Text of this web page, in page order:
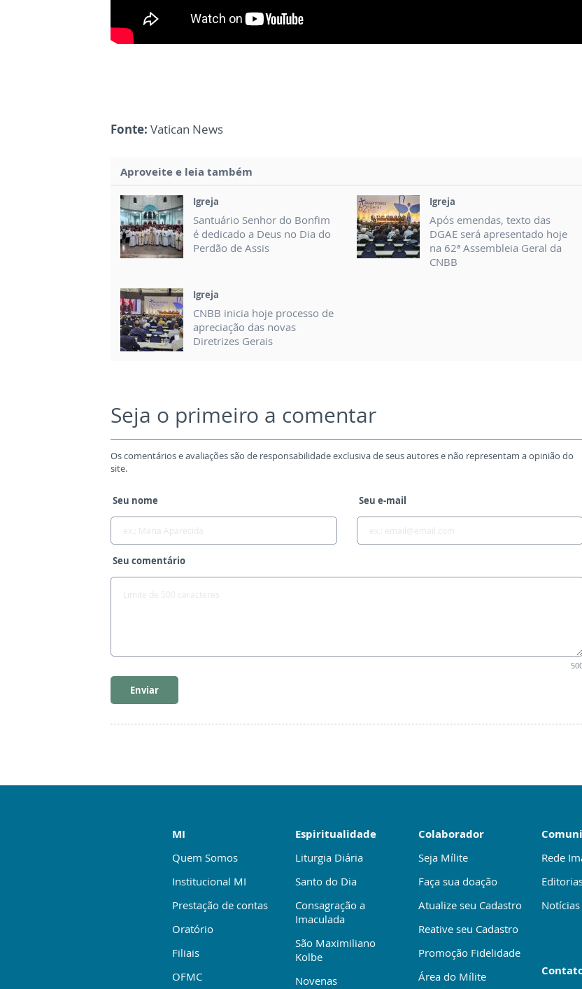
Fonte: Vatican News
Aproveite e leia também
Igreja
Santuário Senhor do Bonfim
é dedicado a Deus no Dia do
Perdão de Assis
Igreja
Após emendas, texto das
DGAE será apresentado hoje
na 62ª Assembleia Geral da
CNBB
Igreja
CNBB inicia hoje processo de
apreciação das novas
Diretrizes Gerais
Seja o primeiro a comentar
Os comentários e avaliações são de responsabilidade exclusiva de seus autores e não representam a opinião do
site.
Seu nome Seu e-mail
Seu comentário
Enviar
MI
Quem Somos
Institucional MI
Prestação de contas
Oratório
Filiais
OFMC
Colaborador
Seja Mílite
Faça sua doação
Atualize seu Cadastro
Reative seu Cadastro
Promoção Fidelidade
Área do Mílite
Espiritualidade
Liturgia Diária
Santo do Dia
Consagração a
Imaculada
São Maximiliano
Kolbe
Novenas
Rede
Notícias